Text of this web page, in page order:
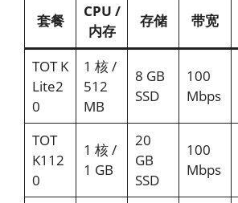
套餐
CPU /
内存
存储 带宽
TOT K
Lite2
0
1 核 /
512
MB
8 GB
SSD
100
Mbps
TOT
K112
0
1 核 /
1 GB
20
GB
SSD
100
Mbps